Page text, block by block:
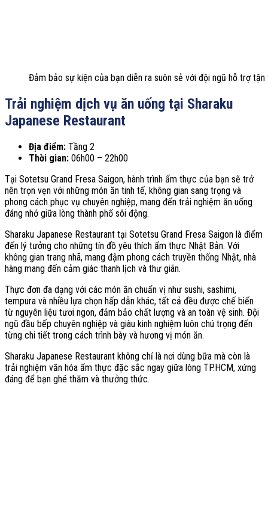
Đảm bảo sự kiện của bạn diễn ra suôn sẻ với đội ngũ hỗ trợ tận
Trải nghiệm dịch vụ ăn uống tại Sharaku
Japanese Restaurant
Địa điểm: Tầng 2
Thời gian: 06h00 – 22h00
Tại Sotetsu Grand Fresa Saigon, hành trình ẩm thực của bạn sẽ trở
nên trọn vẹn với những món ăn tinh tế, không gian sang trọng và
phong cách phục vụ chuyên nghiệp, mang đến trải nghiệm ăn uống
đáng nhớ giữa lòng thành phố sôi động.
Sharaku Japanese Restaurant tại Sotetsu Grand Fresa Saigon là điểm
đến lý tưởng cho những tín đồ yêu thích ẩm thực Nhật Bản. Với
không gian trang nhã, mang đậm phong cách truyền thống Nhật, nhà
hàng mang đến cảm giác thanh lịch và thư giãn.
Thực đơn đa dạng với các món ăn chuẩn vị như sushi, sashimi,
tempura và nhiều lựa chọn hấp dẫn khác, tất cả đều được chế biến
từ nguyên liệu tươi ngon, đảm bảo chất lượng và an toàn vệ sinh. Đội
ngũ đầu bếp chuyên nghiệp và giàu kinh nghiệm luôn chú trọng đến
từng chi tiết trong cách trình bày và hương vị món ăn.
Sharaku Japanese Restaurant không chỉ là nơi dùng bữa mà còn là
trải nghiệm văn hóa ẩm thực đặc sắc ngay giữa lòng TP.HCM, xứng
đáng để bạn ghé thăm và thưởng thức.